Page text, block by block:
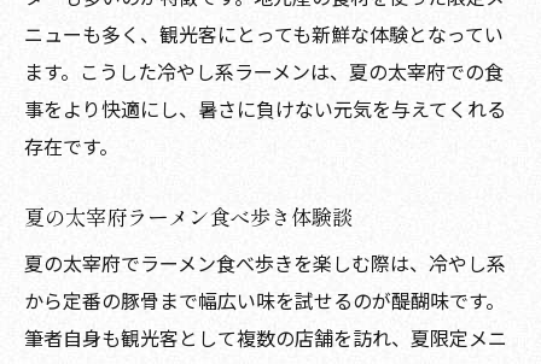
ニューも多く、観光客にとっても新鮮な体験となってい
ます。こうした冷やし系ラーメンは、夏の太宰府での食
事をより快適にし、暑さに負けない元気を与えてくれる
存在です。
夏の太宰府ラーメン食べ歩き体験談
夏の太宰府でラーメン食べ歩きを楽しむ際は、冷やし系
から定番の豚骨まで幅広い味を試せるのが醍醐味です。
筆者自身も観光客として複数の店舗を訪れ、夏限定メニ